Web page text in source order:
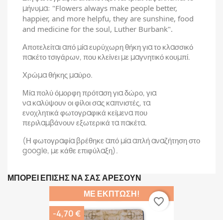
μήνυμα: "Flowers always make people better,
happier, and more helpfu, they are sunshine, food
and medicine for the soul, Luther Burbank".
Αποτελείται από μία ευρύχωρη θήκη για το κλασσικό
πακέτο τσιγάρων, που κλείνει με μαγνητικό κουμπί.
Χρώμα θήκης μαύρο.
Μία πολύ όμορφη πρόταση για δώρο, για
να καλύψουν οι φίλοι σας καπνιστές, τα
ενοχλητικά φωτογραφικά κείμενα που
περιλαμβάνουν εξωτερικά τα πακέτα.
(Η φωτογραφία βρέθηκε από μία απλή αναζήτηση στο
google, με κάθε επιφύλαξη).
ΜΠΟΡΕΊ ΕΠΊΣΗΣ ΝΑ ΣΑΣ ΑΡΈΣΟΥΝ
ΜΕ ΈΚΠΤΩΣΗ!
-4,70 €
favorite_border